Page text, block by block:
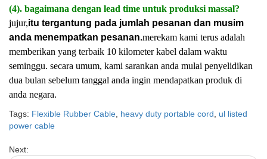
(4). bagaimana dengan lead time untuk produksi massal?
jujur,itu tergantung pada jumlah pesanan dan musim
anda menempatkan pesanan.merekam kami terus adalah
memberikan yang terbaik 10 kilometer kabel dalam waktu
seminggu. secara umum, kami sarankan anda mulai penyelidikan
dua bulan sebelum tanggal anda ingin mendapatkan produk di
anda negara.
Tags: Flexible Rubber Cable heavy duty portable cord
ul listed
power cable
Next: